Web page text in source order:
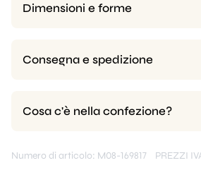
Dimensioni e forme
Consegna e spedizione
Cosa c'è nella confezione?
Numero di articolo: M08-169817 PREZZI